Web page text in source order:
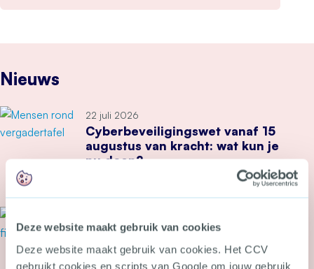
Deze website maakt gebruik van cookies
Deze website maakt gebruik van cookies. Het CCV
gebruikt cookies en scripts van Google om jouw gebruik
Nieuws
22 juli 2026
Cyberbeveiligingswet vanaf 15
augustus van kracht: wat kun je
nu doen?
Tweede Kamer stemt in met
wetsvoorstel tegen heling en
witwassen